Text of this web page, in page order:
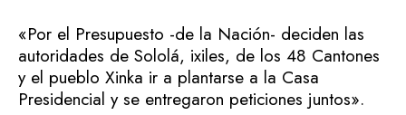
«Por el Presupuesto -de la Nación- deciden las
autoridades de Sololá, ixiles, de los 48 Cantones
y el pueblo Xinka ir a plantarse a la Casa
Presidencial y se entregaron peticiones juntos».